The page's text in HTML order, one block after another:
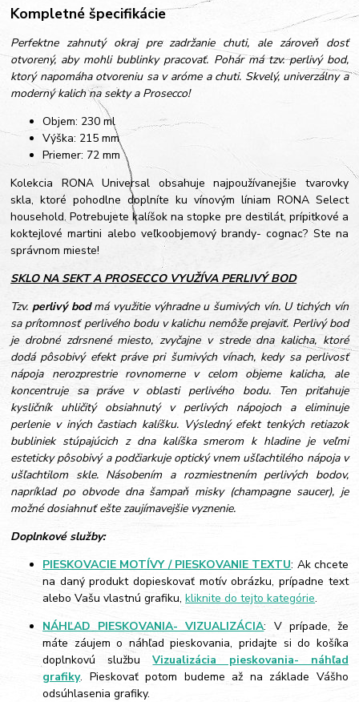
Kompletné špecifikácie
Perfektne zahnutý okraj pre zadržanie chuti, ale zároveň dosť
otvorený, aby mohli bublinky pracovať. Pohár má tzv. perlivý bod,
ktorý napomáha otvoreniu sa v aróme a chuti. Skvelý, univerzálny a
moderný kalich na sekty a Prosecco!
Objem: 230 ml
Výška: 215 mm
Priemer: 72 mm
Kolekcia RONA Universal obsahuje najpoužívanejšie tvarovky
skla, ktoré pohodlne doplníte ku vínovým líniam RONA Select
household. Potrebujete kalíšok na stopke pre destilát, prípitkové a
koktejlové martini alebo veľkoobjemový brandy- cognac? Ste na
správnom mieste!
SKLO NA SEKT A PROSECCO VYUŽÍVA PERLIVÝ BOD
Tzv. perlivý bodmá využitie výhradne u šumivých vín. U tichých vín
sa prítomnosť perlivého bodu v kalichu nemôže prejaviť. Perlivý bod
je drobné zdrsnené miesto, zvyčajne v strede dna kalicha, ktoré
dodá pôsobivý efekt práve pri šumivých vínach, kedy sa perlivosť
nápoja nerozprestrie rovnomerne v celom objeme kalicha, ale
koncentruje sa práve v oblasti perlivého bodu. Ten priťahuje
kysličník uhličitý obsiahnutý v perlivých nápojoch a eliminuje
perlenie v iných častiach kalíšku. Výsledný efekt tenkých retiazok
bubliniek stúpajúcich z dna kalíška smerom k hladine je veľmi
esteticky pôsobivý a podčiarkuje optický vnem ušľachtilého nápoja v
ušľachtilom skle. Násobením a rozmiestnením perlivých bodov,
napríklad po obvode dna šampaň misky (champagne saucer), je
možné dosiahnuť ešte zaujímavejšie vyznenie.
Doplnkové služby:
PIESKOVACIE MOTÍVY / PIESKOVANIE TEXTU: Ak chcete
na daný produkt dopieskovať motív obrázku, prípadne text
alebo Vašu vlastnú grafiku,kliknite do tejto kategórie.
NÁHĽAD PIESKOVANIA- VIZUALIZÁCIA: V prípade, že
máte záujem o náhľad pieskovania, pridajte si do košíka
doplnkovú službuVizualizácia pieskovania- náhľad
grafiky. Pieskovať potom budeme až na základe Vášho
odsúhlasenia grafiky.